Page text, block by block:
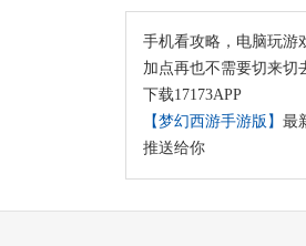
手机看攻略，电脑玩游
加点再也不需要切来切
下载17173APP
【梦幻西游手游版】 最
推送给你